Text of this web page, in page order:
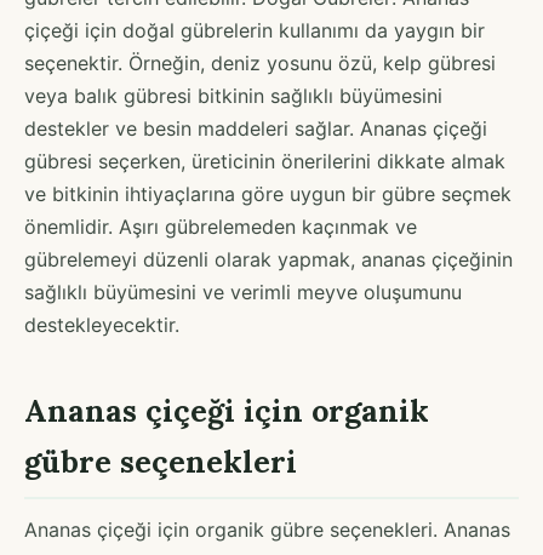
çiçeği için doğal gübrelerin kullanımı da yaygın bir
seçenektir. Örneğin, deniz yosunu özü, kelp gübresi
veya balık gübresi bitkinin sağlıklı büyümesini
destekler ve besin maddeleri sağlar. Ananas çiçeği
gübresi seçerken, üreticinin önerilerini dikkate almak
ve bitkinin ihtiyaçlarına göre uygun bir gübre seçmek
önemlidir. Aşırı gübrelemeden kaçınmak ve
gübrelemeyi düzenli olarak yapmak, ananas çiçeğinin
sağlıklı büyümesini ve verimli meyve oluşumunu
destekleyecektir.
Ananas çiçeği için organik
gübre seçenekleri
Ananas çiçeği için organik gübre seçenekleri. Ananas